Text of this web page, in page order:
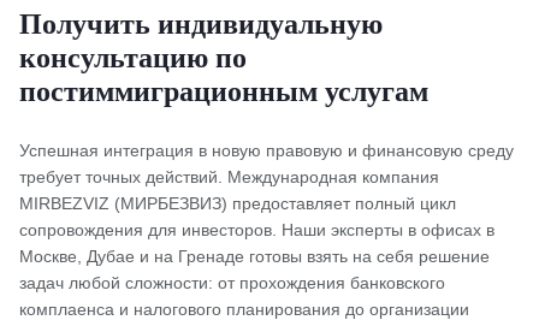
Получить индивидуальную
консультацию по
постиммиграционным услугам
Успешная интеграция в новую правовую и финансовую среду
требует точных действий. Международная компания
MIRBEZVIZ (МИРБЕЗВИЗ) предоставляет полный цикл
сопровождения для инвесторов. Наши эксперты в офисах в
Москве, Дубае и на Гренаде готовы взять на себя решение
задач любой сложности: от прохождения банковского
комплаенса и налогового планирования до организации